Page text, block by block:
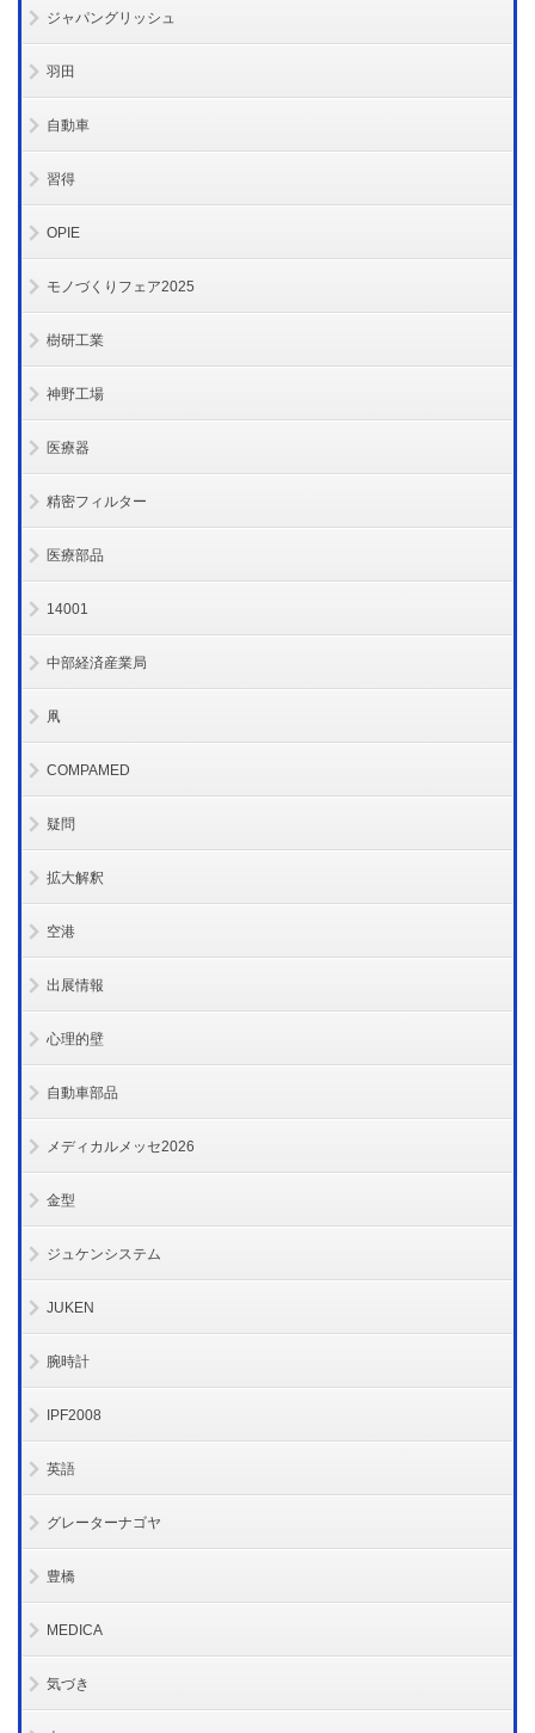
ジャパングリッシュ
羽田
自動車
習得
OPIE
モノづくりフェア2025
樹研工業
神野工場
医療器
精密フィルター
医療部品
14001
中部経済産業局
凧
COMPAMED
疑問
拡大解釈
空港
出展情報
心理的壁
自動車部品
メディカルメッセ2026
金型
ジュケンシステム
JUKEN
腕時計
IPF2008
英語
グレーターナゴヤ
豊橋
MEDICA
気づき